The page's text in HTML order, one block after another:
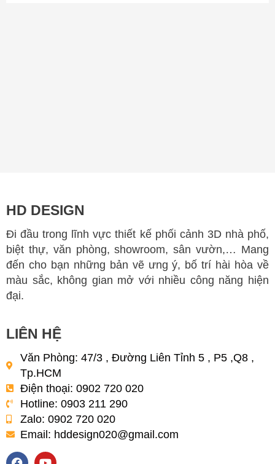
HD DESIGN
Đi đầu trong lĩnh vực thiết kế phối cảnh 3D nhà phố,
biệt thự, văn phòng, showroom, sân vườn,… Mang
đến cho bạn những bản vẽ ưng ý, bố trí hài hòa về
màu sắc, không gian mở với nhiều công năng hiện
đại.
LIÊN HỆ
Văn Phòng: 47/3 , Đường Liên Tỉnh 5 , P5 ,Q8 ,
Tp.HCM
Điện thoại: 0902 720 020
Hotline: 0903 211 290
Zalo: 0902 720 020
Email: hddesign020@gmail.com
F
Y